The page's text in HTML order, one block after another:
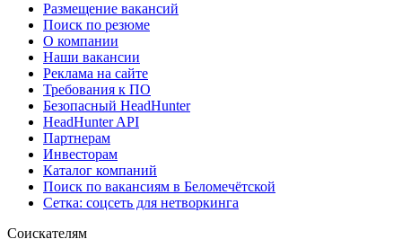
Размещение вакансий
Поиск по резюме
О компании
Наши вакансии
Реклама на сайте
Требования к ПО
Безопасный HeadHunter
HeadHunter API
Партнерам
Инвесторам
Каталог компаний
Поиск по вакансиям в Беломечётской
Сетка: соцсеть для нетворкинга
Соискателям